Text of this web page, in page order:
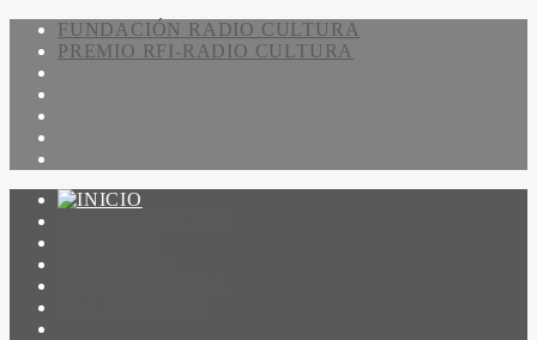
FUNDACIÓN RADIO CULTURA
PREMIO RFI-RADIO CULTURA